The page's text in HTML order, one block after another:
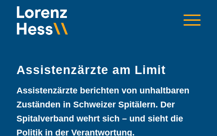
Assistenzärzte am Limit
Assistenzärzte berichten von unhaltbaren
Zuständen in Schweizer Spitälern. Der
Spitalverband wehrt sich – und sieht die
Politik in der Verantwortung.